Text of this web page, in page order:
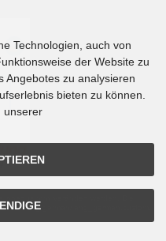
lang/german/lang_german.custom.
Technologien, auch von
der Website zu
Angebotes zu analysieren
bieten zu können.
unserer